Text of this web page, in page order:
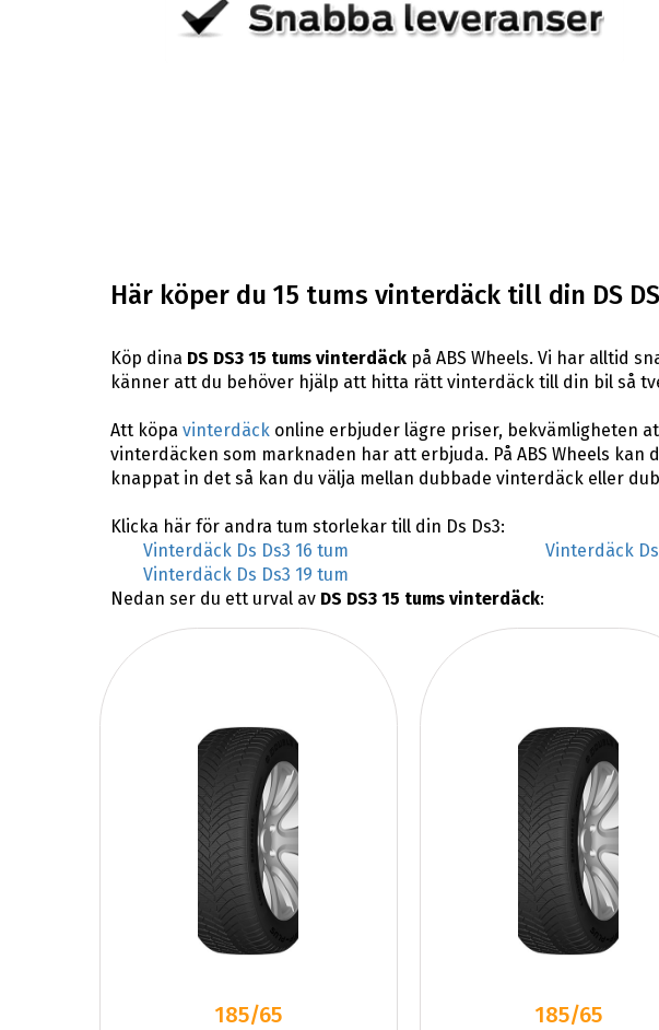
Här köper du 15 tums vinterdäck till din DS
Köp dina DS DS3 15 tums vinterdäckpå ABS Wheels. Vi har alltid
känner att du behöver hjälp att hitta rätt vinterdäck till din bil så
Att köpa vinterdäckonline erbjuder lägre priser, bekvämligheten
vinterdäcken som marknaden har att erbjuda. På ABS Wheels
knappat in det så kan du välja mellan dubbade vinterdäck eller
Klicka här för andra tum storlekar till din Ds Ds3:
Vinterdäck Ds Ds3 16 tum
Vinterdäck
Vinterdäck Ds Ds3 19 tum
Nedan ser du ett urval av DS DS3 15 tums vinterdäck:
185/65
185/65